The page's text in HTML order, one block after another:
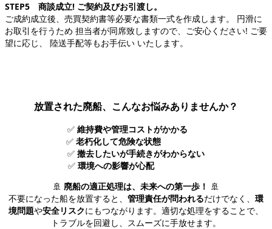
STEP5 商談成立! ご契約及びお引渡し。
ご成約成立後、売買契約書等必要な書類一式を作成します。 円滑に
お取引を行うため 担当者が同席致しますので、ご安心ください! ご要
望に応じ、 陸送手配等もお手伝い いたします。
放置された廃船、こんなお悩みありませんか？
✅ 維持費や管理コストがかかる
✅ 老朽化して危険な状態
✅ 撤去したいが手続きがわからない
✅ 環境への影響が心配
🚢 廃船の適正処理は、未来への第一歩！ 🚢
不要になった船を放置すると、 管理責任が問われるだけでなく、 環
境問題や安全リスクにもつながります。適切な処理をすることで、
トラブルを回避し、スムーズに手放せます。